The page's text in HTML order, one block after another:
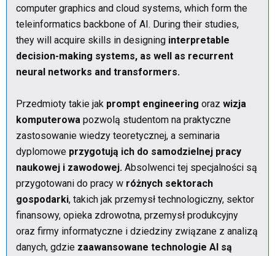
computer graphics and cloud systems, which form the
teleinformatics backbone of AI. During their studies,
they will acquire skills in designing interpretable
decision-making systems, as well as recurrent
neural networks and transformers.
Przedmioty takie jak prompt engineering oraz wizja
komputerowa pozwolą studentom na praktyczne
zastosowanie wiedzy teoretycznej, a seminaria
dyplomowe przygotują ich do samodzielnej pracy
naukowej i zawodowej. Absolwenci tej specjalności są
przygotowani do pracy w różnych sektorach
gospodarki, takich jak przemysł technologiczny, sektor
finansowy, opieka zdrowotna, przemysł produkcyjny
oraz firmy informatyczne i dziedziny związane z analizą
danych, gdzie zaawansowane technologie AI są